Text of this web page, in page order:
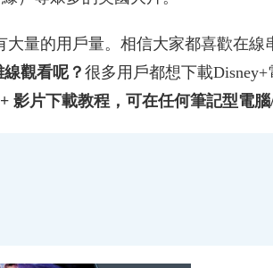
大量的用戶量。相信大家都喜歡在
觀看呢？ 很多用戶都想下載
影片下載教程，可在任何筆記型電